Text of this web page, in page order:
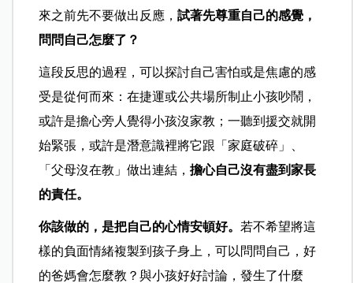
來之前先不要做出反應，試著先尊重自己的感覺，
問問自己怎麼了？
這段反思的過程，可以探討自己害怕或是焦慮的感
受是從何而來：在捷運或公共場所制止小孩吵鬧，
或許是擔心旁人覺得小孩沒家教；一聽到援交就開
始緊張，或許是潛意識裡將它跟「家庭破碎」、
「父母沒在教」做出連結，擔心自己沒有盡到家長
的責任。
你該做的，是把自己的心情安頓好。 若不希望將這
樣的負面情緒複製到孩子身上，可以問問自己，好
的爸媽會怎麼教？與小孩好好討論，發生了什麼